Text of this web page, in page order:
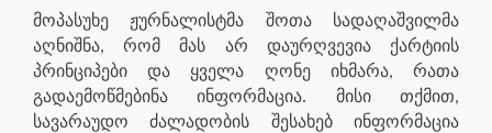
მოპასუხე ჟურნალისტმა შოთა სადაღაშვილმა
აღნიშნა, რომ მას არ დაურღვევია ქარტიის
პრინციპები და ყველა ღონე იხმარა, რათა
გადაემოწმებინა ინფორმაცია. მისი თქმით,
სავარაუდო ძალადობის შესახებ ინფორმაცია